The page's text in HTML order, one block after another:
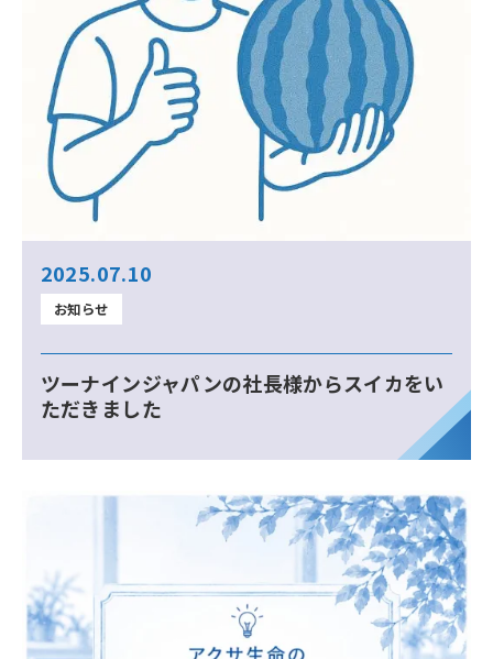
2025.07.10
お知らせ
ツーナインジャパンの社長様からスイカをい
ただきました